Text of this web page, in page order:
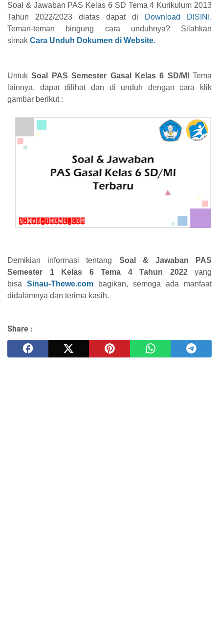
Soal & Jawaban PAS Kelas 6 SD Tema 4 Kurikulum 2013
Tahun 2022/2023 diatas dapat di
Download DISINI .
Teman-teman bingung cara unduhnya? Silahkan
simak Cara Unduh Dokumen di Website.
UntukSoal PAS Semester Gasal Kelas 6 SD/MI
Tema
lainnya, dapat dilihat dan di unduh dengan cara klik
gambar berikut :
Demikian informasi tentang Soal & Jawaban PAS
Semester 1 Kelas 6 Tema 4 Tahun 2022yang
bisa Sinau-Thewe.com bagikan, semoga ada manfaat
didalamnya dan terima kasih.
Share :